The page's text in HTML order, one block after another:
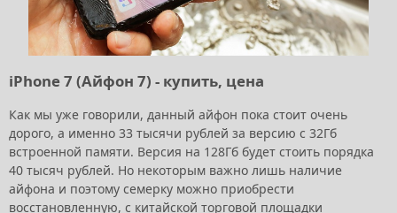
iPhone 7 (Айфон 7) - купить, цена
Как мы уже говорили, данный айфон пока стоит очень
дорого, а именно 33 тысячи рублей за версию с 32Гб
встроенной памяти. Версия на 128Гб будет стоить порядка
40 тысяч рублей. Но некоторым важно лишь наличие
айфона и поэтому семерку можно приобрести
восстановленную, с китайской торговой площадки